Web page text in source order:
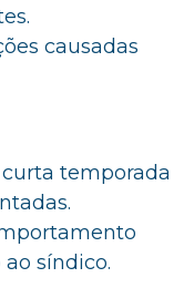
causadas
temporada
síndico.